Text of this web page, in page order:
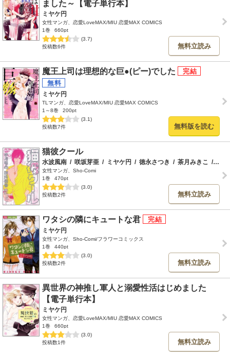
ました～【電子単行本】
ミヤケ円
女性マンガ、恋愛LoveMAX/MIU 恋愛MAX COMICS
1巻
660pt
(3.7)
投稿数6件
無料立読み
魔王上司は理想的な巨●(ピー)でした
ミヤケ円
TLマンガ、恋愛LoveMAX/MIU 恋愛MAX COMICS
1～8巻
200pt
(3.1)
投稿数7件
無料版を読む
猫彼クール
水波風南 / 咲坂芽亜 / ミヤケ円 / 徳永さつき / 茶月みきこ / 多
女性マンガ、Sho-Comi
1巻
470pt
(3.0)
投稿数2件
無料立読み
ワタシの隣にキュートな君
ミヤケ円
女性マンガ、Sho-Comi/フラワーコミックス
1巻
440pt
(3.0)
投稿数2件
無料立読み
異世界の神推し軍人と溺愛性活はじめました
【電子単行本】
ミヤケ円
女性マンガ、恋愛LoveMAX/MIU 恋愛MAX COMICS
1巻
660pt
(3.0)
投稿数1件
無料立読み